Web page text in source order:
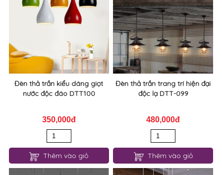
Đèn thả trần kiểu dáng giọt
nước độc đáo DTT100
350,000đ
Thêm vào giỏ
Đèn thả trần trang trí hiện đại
độc lạ DTT-099
480,000đ
Thêm vào giỏ